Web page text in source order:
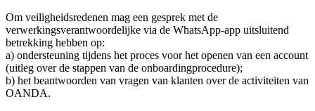
Om veiligheidsredenen mag een gesprek met de
verwerkingsverantwoordelijke via de WhatsApp-app uitsluitend
betrekking hebben op:
a) ondersteuning tijdens het proces voor het openen van een account
(uitleg over de stappen van de onboardingprocedure);
b) het beantwoorden van vragen van klanten over de activiteiten van
OANDA.